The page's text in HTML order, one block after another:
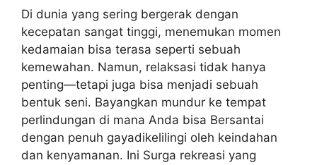
Di dunia yang sering bergerak dengan
kecepatan sangat tinggi, menemukan momen
kedamaian bisa terasa seperti sebuah
kemewahan. Namun, relaksasi tidak hanya
penting—tetapi juga bisa menjadi sebuah
bentuk seni. Bayangkan mundur ke tempat
perlindungan di mana Anda bisa Bersantai
dengan penuh gayadikelilingi oleh keindahan
dan kenyamanan. Ini Surga rekreasi yang